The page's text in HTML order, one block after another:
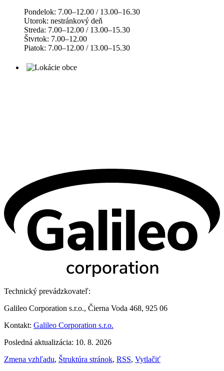
Pondelok: 7.00–12.00 / 13.00–16.30
Utorok: nestránkový deň
Streda: 7.00–12.00 / 13.00–15.30
Štvrtok: 7.00–12.00
Piatok: 7.00–12.00 / 13.00–15.30
Technický prevádzkovateľ:
Galileo Corporation s.r.o., Čierna Voda 468, 925 06
Kontakt: Galileo Corporation s.r.o.
Posledná aktualizácia: 10. 8. 2026
Zmena vzhľadu, Štruktúra stránok, RSS, Vytlačiť